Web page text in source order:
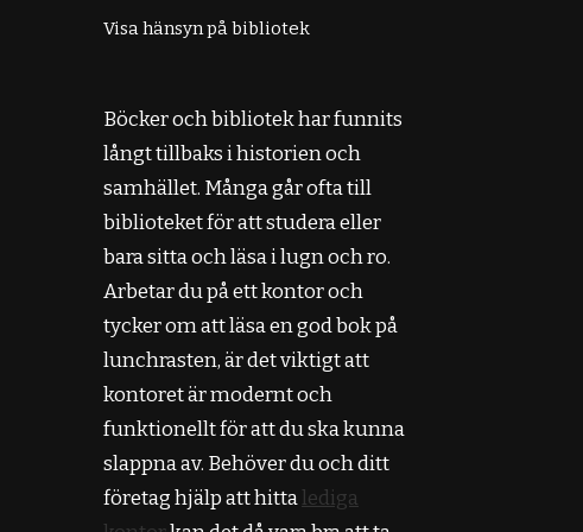
Visa hänsyn på bibliotek
Böcker och bibliotek har funnits
långt tillbaks i historien och
samhället. Många går ofta till
biblioteket för att studera eller
bara sitta och läsa i lugn och ro.
Arbetar du på ett kontor och
tycker om att läsa en god bok på
lunchrasten, är det viktigt att
kontoret är modernt och
funktionellt för att du ska kunna
slappna av. Behöver du och ditt
företag hjälp att hitta lediga